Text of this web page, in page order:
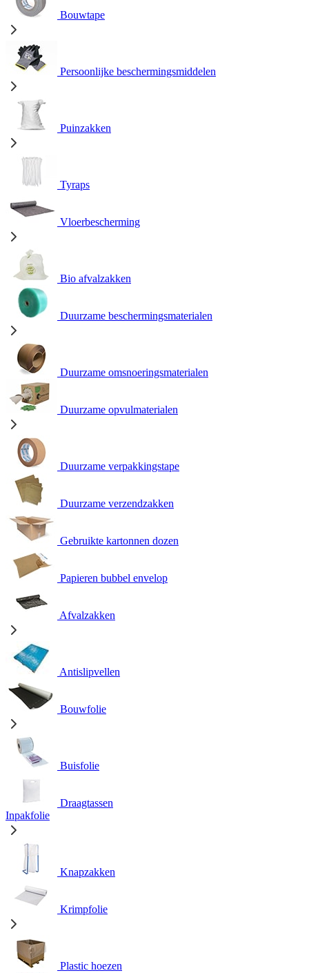
Bouwtape
Persoonlijke beschermingsmiddelen
Puinzakken
Tyraps
Vloerbescherming
Bio afvalzakken
Duurzame beschermingsmaterialen
Duurzame omsnoeringsmaterialen
Duurzame opvulmaterialen
Duurzame verpakkingstape
Duurzame verzendzakken
Gebruikte kartonnen dozen
Papieren bubbel envelop
Afvalzakken
Antislipvellen
Bouwfolie
Buisfolie
Draagtassen
Inpakfolie
Knapzakken
Krimpfolie
Plastic hoezen